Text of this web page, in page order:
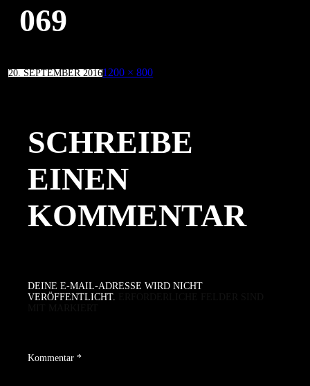
069
Veröffentlicht
am
20. SEPTEMBER 2016Volle
1200 × 800
SCHREIBE
EINEN
KOMMENTAR
DEINE E-MAIL-ADRESSE WIRD NICHT
VERÖFFENTLICHT.
Kommentar *